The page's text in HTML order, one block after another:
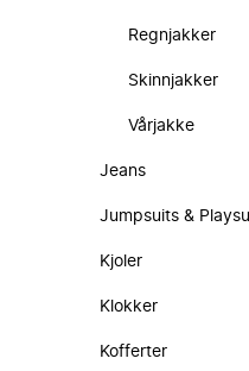
Regnjakker
Skinnjakker
Vårjakke
Jeans
Jumpsuits &
Kjoler
Klokker
Kofferter